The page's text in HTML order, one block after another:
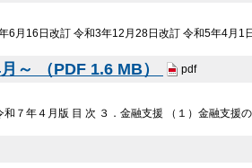
6月16日改訂 令和3年12月28日改訂 令和5年4月1
～ （PDF 1.6 MB） pdf
７年４月版 目 次 ３．金融支援 （１）金融支援